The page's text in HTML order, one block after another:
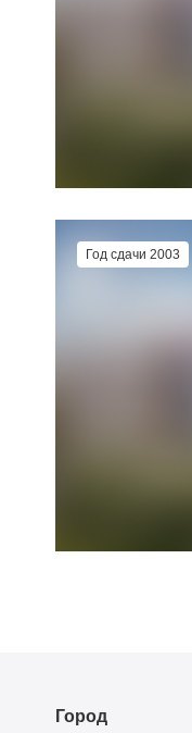
Год сдачи 2003
Город